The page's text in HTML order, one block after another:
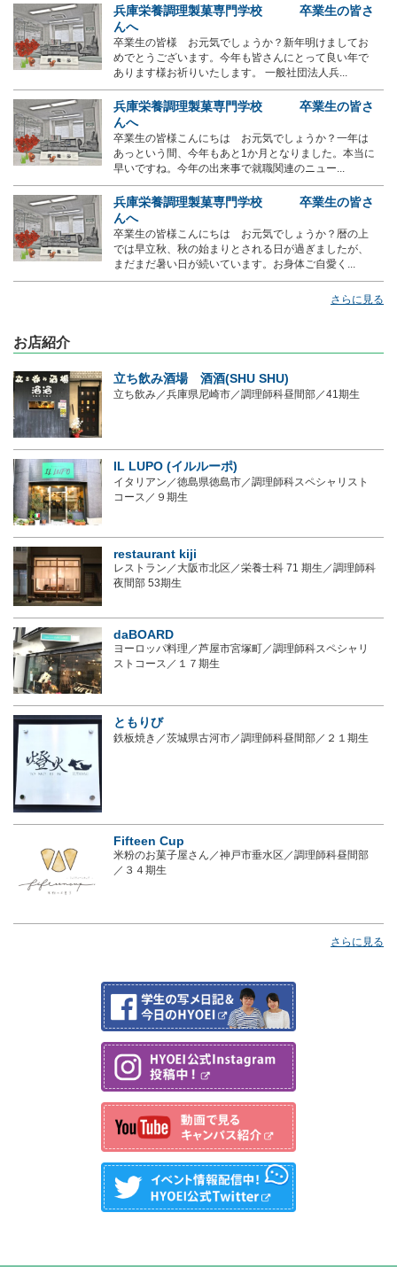
兵庫栄養調理製菓専門学校 卒業生の皆さ
んへ
卒業生の皆様 お元気でしょうか？新年明けましてお
めでとうございます。今年も皆さんにとって良い年で
あります様お祈りいたします。 一般社団法人兵...
兵庫栄養調理製菓専門学校 卒業生の皆さ
んへ
卒業生の皆様こんにちは お元気でしょうか？一年は
あっという間、今年もあと1か月となりました。本当に
早いですね。今年の出来事で就職関連のニュー...
兵庫栄養調理製菓専門学校 卒業生の皆さ
んへ
卒業生の皆様こんにちは お元気でしょうか？暦の上
では早立秋、秋の始まりとされる日が過ぎましたが、
まだまだ暑い日が続いています。お身体ご自愛く...
さらに見る
お店紹介
立ち飲み酒場 酒酒(SHU SHU)
立ち飲み／兵庫県尼崎市／調理師科昼間部／41期生
IL LUPO (イルルーポ)
イタリアン／徳島県徳島市／調理師科スペシャリスト
コース／９期生
restaurant kiji
レストラン／大阪市北区／栄養士科 71 期生／調理師科
夜間部 53期生
daBOARD
ヨーロッパ料理／芦屋市宮塚町／調理師科スペシャリ
ストコース／１７期生
ともりび
鉄板焼き／茨城県古河市／調理師科昼間部／２１期生
Fifteen Cup
米粉のお菓子屋さん／神戸市垂水区／調理師科昼間部
／３４期生
さらに見る